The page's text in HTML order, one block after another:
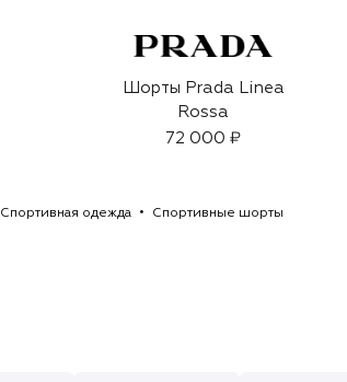
Шорты Prada Linea
Rossa
72 000 ₽
Спортивная одежда Спортивные шорты